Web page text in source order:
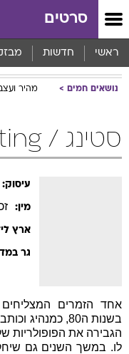
סרטים
ראשי חדשות
נושאים חמים מהיר
סטינג / Sting
עיסוק:
מין:
ארץ
גר
אחד הזמרים
הגבירה את הפופולריות
לו. במשך השנים גם